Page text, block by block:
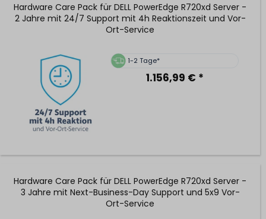
Hardware Care Pack für DELL PowerEdge R720xd Server -
2 Jahre mit 24/7 Support mit 4h Reaktionszeit und Vor-
Ort-Service
1-2 Tage*
1.156,99 € *
Hardware Care Pack für DELL PowerEdge R720xd Server -
3 Jahre mit Next-Business-Day Support und 5x9 Vor-
Ort-Service